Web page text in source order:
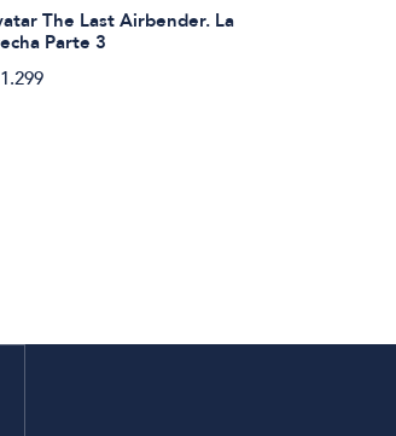
The Last Airbender. La
Parte 3